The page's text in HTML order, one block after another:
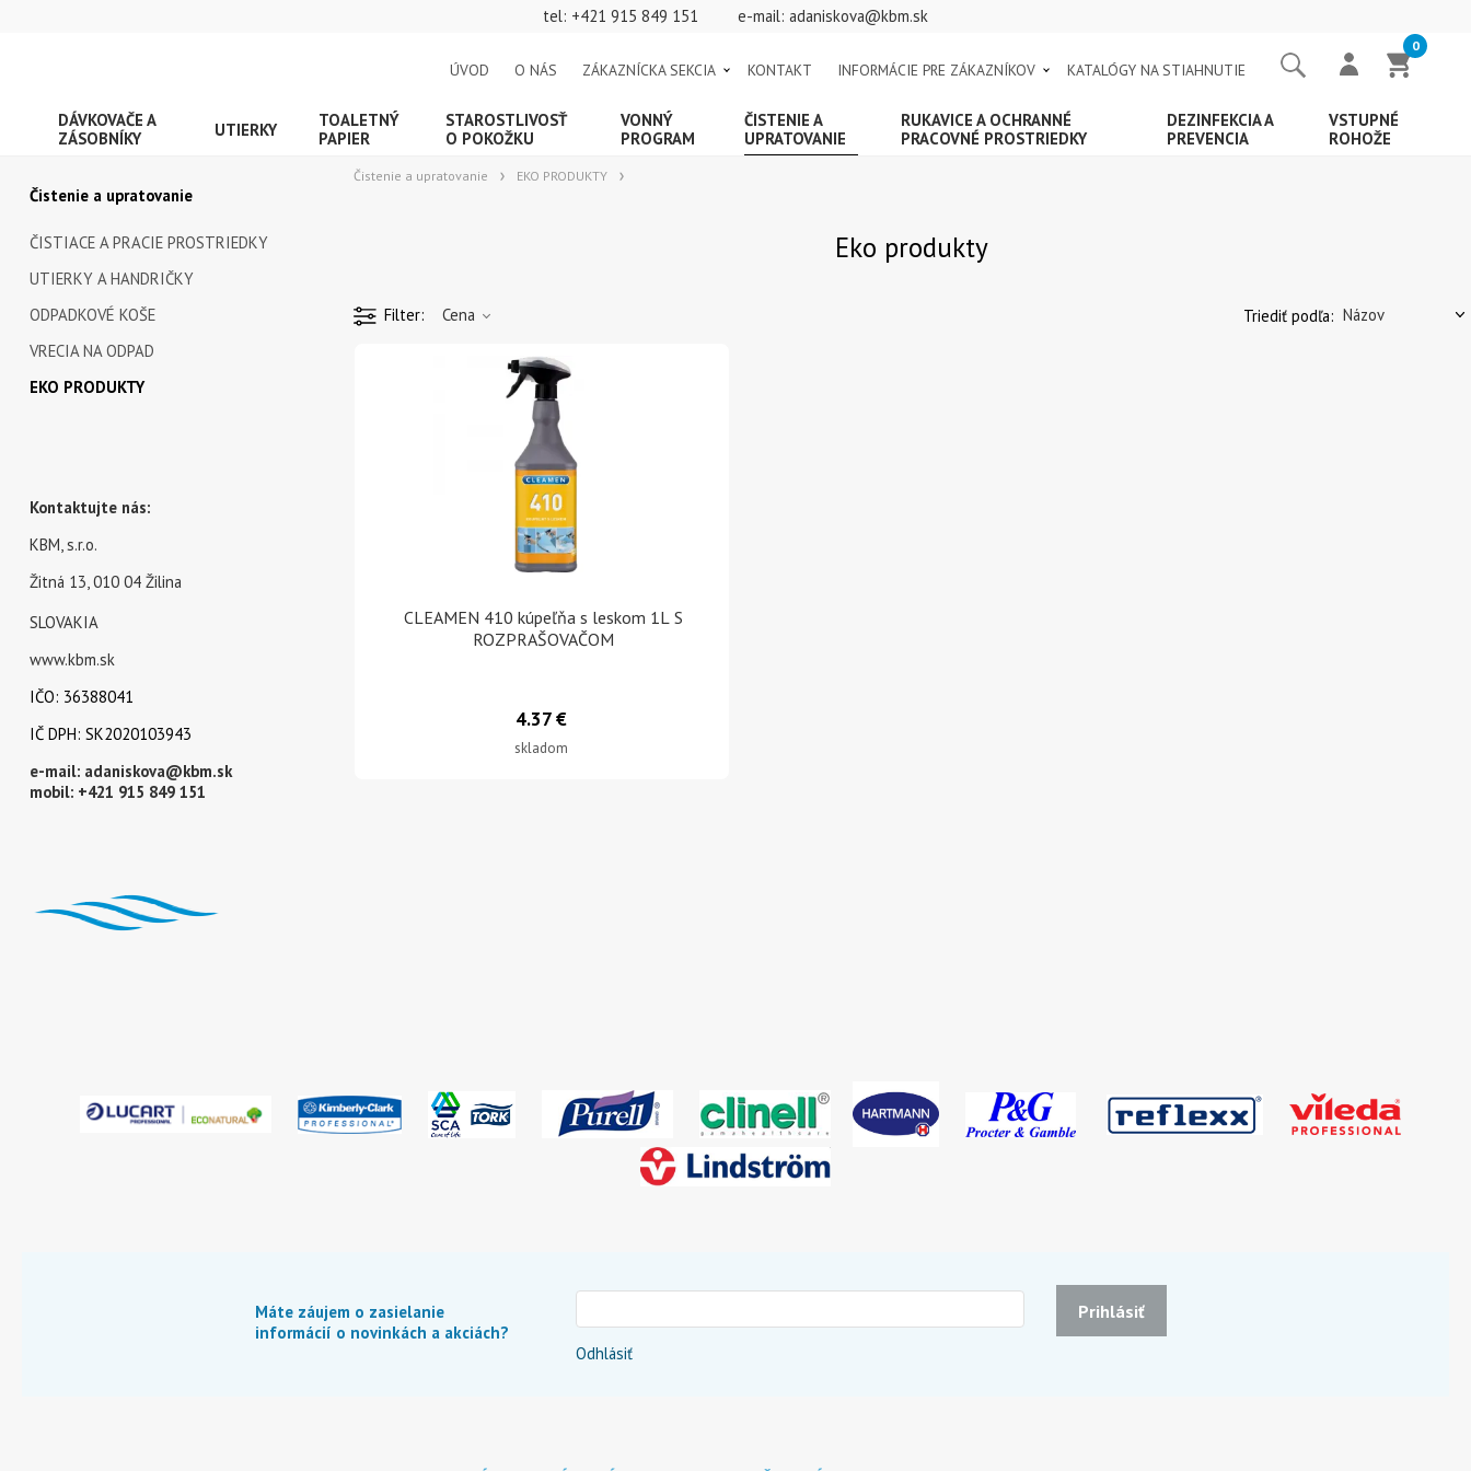
tel: +421 915 849 151 e-mail: adaniskova@kbm.sk
ÚVOD O NÁS ZÁKAZNÍCKA SEKCIA KONTAKT INFORMÁCIE PRE ZÁKAZNÍKOV KATALÓGY NA STIAHNUTIE
0
DÁVKOVAČE A
ZÁSOBNÍKY
UTIERKY
TOALETNÝ
PAPIER
STAROSTLIVOSŤ
O POKOŽKU
VONNÝ
PROGRAM
ČISTENIE A
UPRATOVANIE
RUKAVICE A OCHRANNÉ
PRACOVNÉ PROSTRIEDKY
DEZINFEKCIA A
PREVENCIA
VSTUPNÉ
ROHOŽE
Čistenie a upratovanie
ČISTIACE A PRACIE PROSTRIEDKY
UTIERKY A HANDRIČKY
ODPADKOVÉ KOŠE
VRECIA NA ODPAD
EKO PRODUKTY
Kontaktujte nás:
KBM, s.r.o.
Žitná 13, 010 04 Žilina
SLOVAKIA
www.kbm.sk
IČO: 36388041
IČ DPH: SK2020103943
e-mail: adaniskova@kbm.sk
mobil: +421 915 849 151
Čistenie a upratovanie EKO PRODUKTY
Eko produkty
Filter Cena Triediť podľa:
CLEAMEN 410 kúpeľňa s leskom 1L S
ROZPRAŠOVAČOM
skladom
4.37 €
Máte záujem o zasielanie
informácií o novinkách a akciách?
Prihlásiť
Odhlásiť